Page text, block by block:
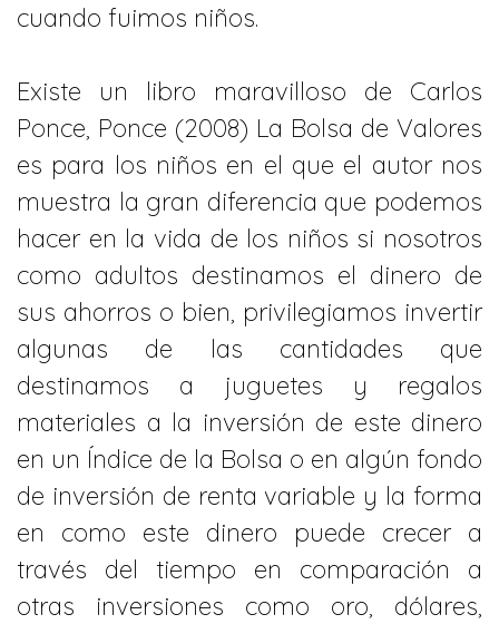
cuando fuimos niños.
Existe un libro maravilloso de Carlos
Ponce, Ponce (2008) La Bolsa de Valores
es para los niños en el que el autor nos
muestra la gran diferencia que podemos
hacer en la vida de los niños si nosotros
como adultos destinamos el dinero de
sus ahorros o bien, privilegiamos invertir
algunas de las cantidades que
destinamos a juguetes y regalos
materiales a la inversión de este dinero
en un Índice de la Bolsa o en algún fondo
de inversión de renta variable y la forma
en como este dinero puede crecer a
través del tiempo en comparación a
otras inversiones como oro, dólares,